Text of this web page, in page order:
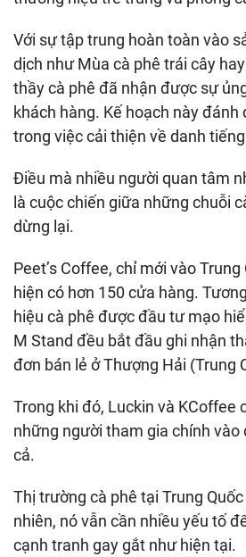
Với sự tập trung hoàn toàn vào
dịch như Mùa cà phê trái cây
thầy cà phê đã nhận được sự
khách hàng. Kế hoạch này đánh
trong việc cải thiện về danh
Điều mà nhiều người quan tâm
là cuộc chiến giữa những chuỗi
dừng lại.
Peet’s Coffee, chỉ mới vào
hiện có hơn 150 cửa hàng.
hiệu cà phê được đầu tư mạo
M Stand đều bắt đầu ghi nhận
đơn bán lẻ ở Thượng Hải (Trung
Trong khi đó, Luckin và KCoffee
những người tham gia chính vào
cả.
Thị trường cà phê tại Trung
nhiên, nó vẫn cần nhiều yếu tố
cạnh tranh gay gắt như hiện tại.